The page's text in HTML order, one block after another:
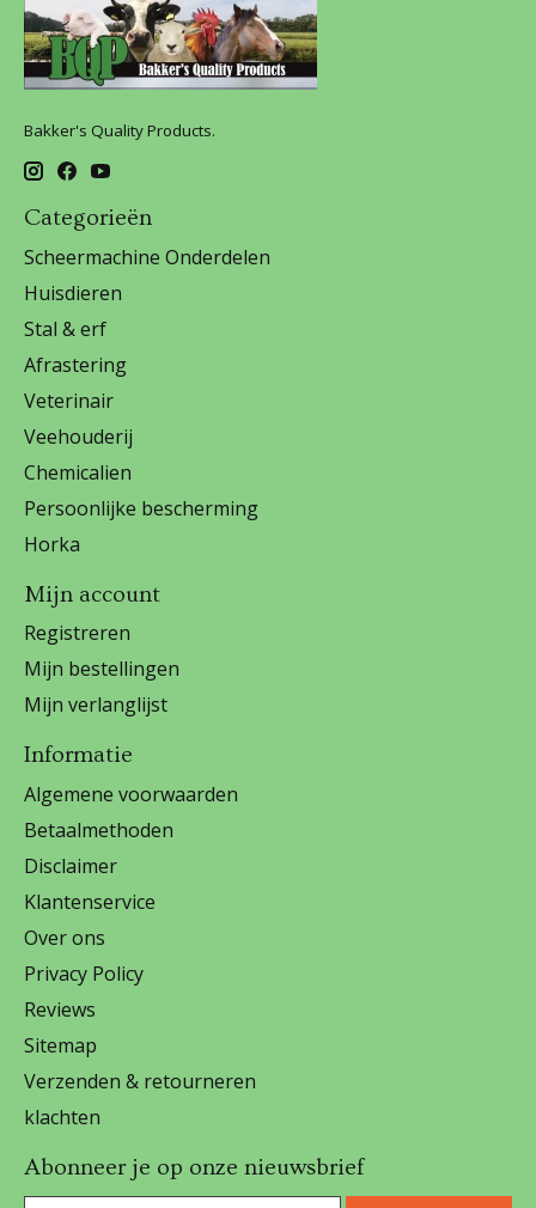
Bakker's Quality Products.
Categorieën
Scheermachine Onderdelen
Huisdieren
Stal & erf
Afrastering
Veterinair
Veehouderij
Chemicalien
Persoonlijke bescherming
Horka
Mijn account
Registreren
Mijn bestellingen
Mijn verlanglijst
Informatie
Algemene voorwaarden
Betaalmethoden
Disclaimer
Klantenservice
Over ons
Privacy Policy
Reviews
Sitemap
Verzenden & retourneren
klachten
Abonneer je op onze nieuwsbrief